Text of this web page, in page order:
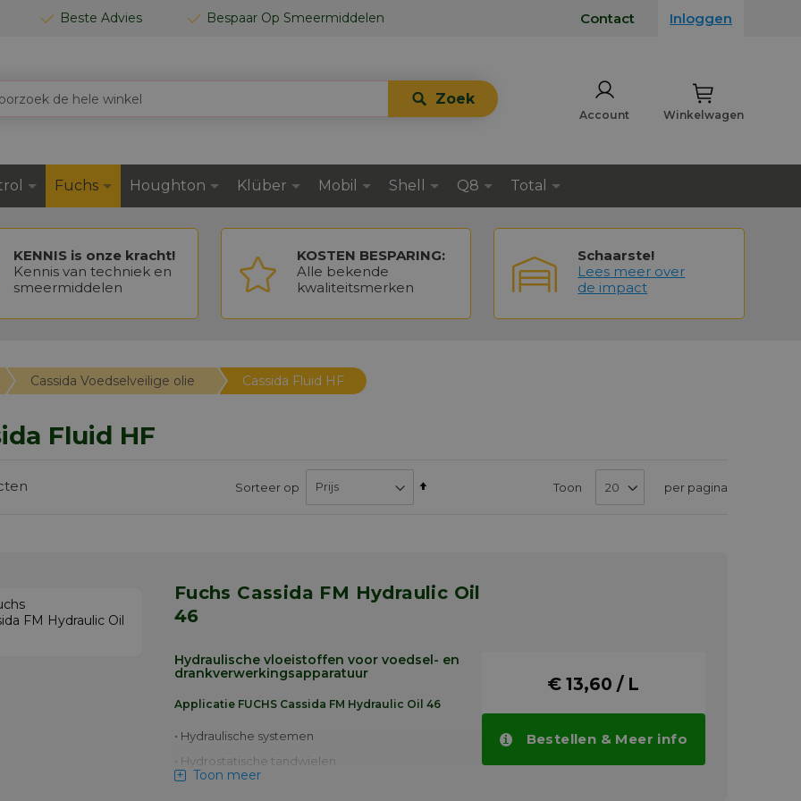
Beste Advies Bespaar Op Smeermiddelen Contact Inloggen
Winkelwagen
Zoek
Account
Fuchs Houghton Klüber Mobil Shell Q8 Total
KENNIS is onze kracht!
Kennis van techniek en
smeermiddelen
KOSTEN BESPARING:
Alle bekende
kwaliteitsmerken
Schaarste!
Lees meer over
de impact
Cassida Voedselveilige olie Cassida Fluid HF
Fluid HF
Sorteer op
Van
Toon per pagina
Fuchs Cassida FM Hydraulic Oil
46
Hydraulische vloeistoffen voor voedsel- en
drankverwerkingsapparatuur
Applicatie FUCHS Cassida FM Hydraulic Oil 46
• Hydraulische systemen
• Hydrostatische tandwielen
• Glijlagers en antifrictielagers
Toon meer
€ 13,60 / L
Bestellen & Meer info